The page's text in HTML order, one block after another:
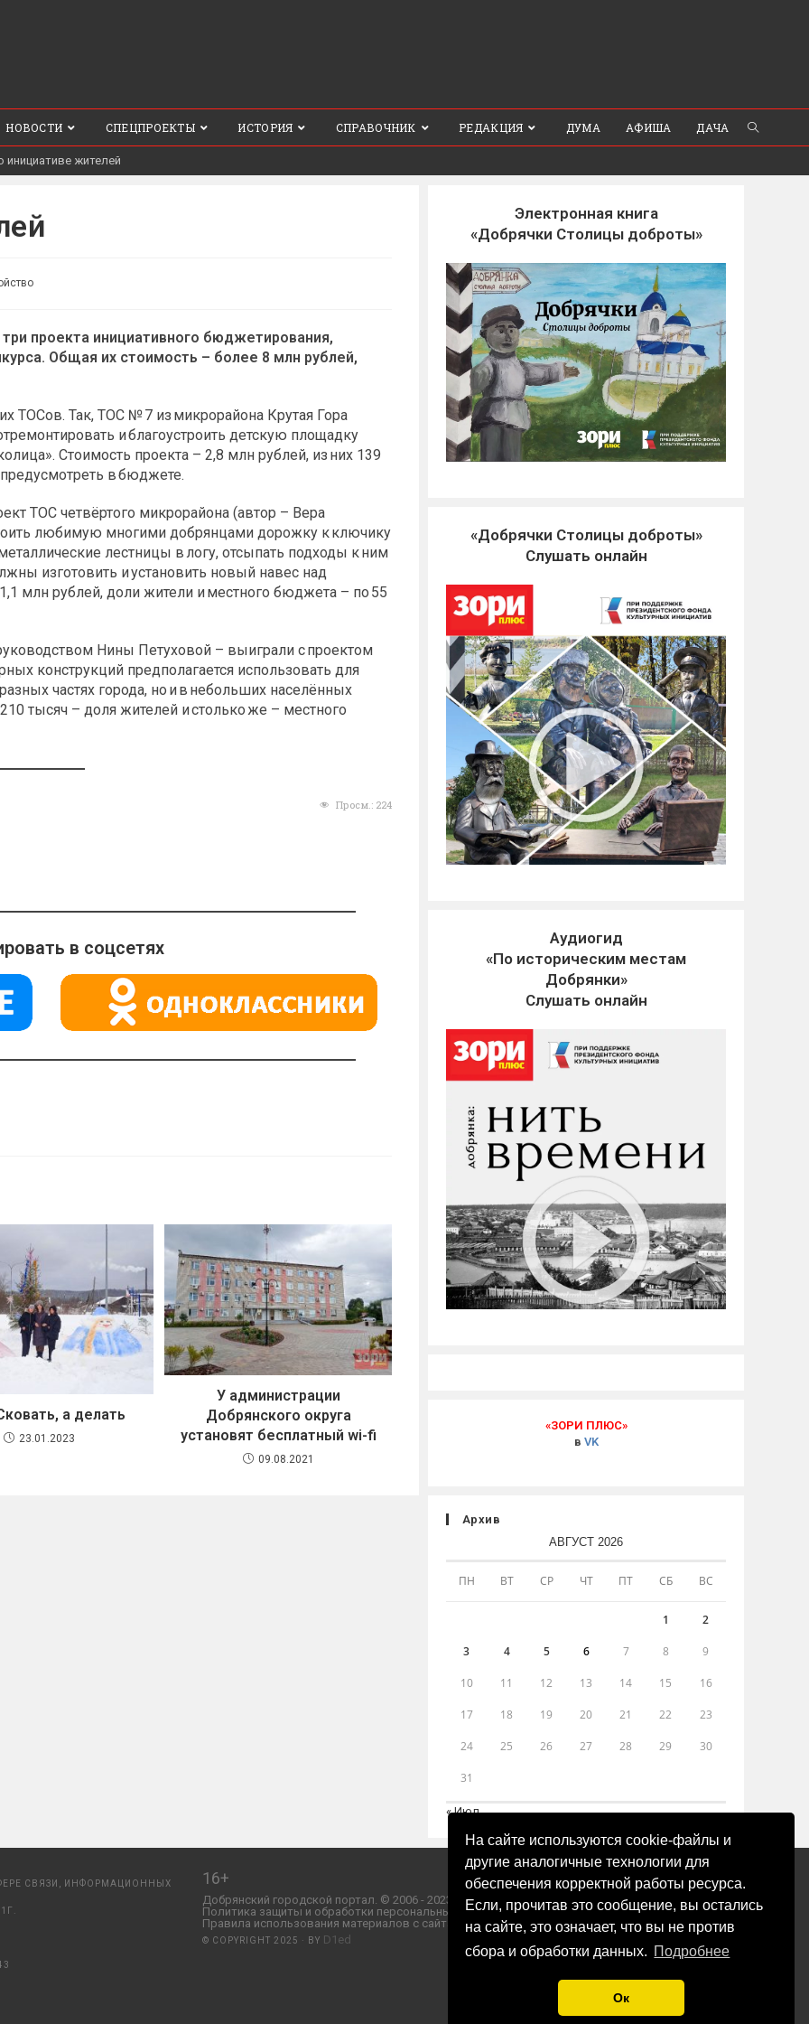
На сайте используются cookie-файлы и
другие аналогичные технологии для
обеспечения корректной работы ресурса.
Если, прочитав это сообщение, вы остались
на сайте, это означает, что вы не против
сбора и обработки данных. Подробнее
Ок
НОВОСТИ СПЕЦПРОЕКТЫ ИСТОРИЯ СПРАВОЧНИК РЕДАКЦИЯ ДУМА АФИША ДАЧА
инициативе жителей
проекта инициативного бюджетирования,
Общая их стоимость – более 8 млн рублей,
ТОСов. Так, ТОС № 7 из микрорайона Крутая Гора
и благоустроить детскую площадку
Стоимость проекта – 2,8 млн рублей, из них 139
в бюджете.
ТОС четвёртого микрорайона (автор – Вера
любимую многими добрянцами дорожку к ключику
лестницы в логу, отсыпать подходы к ним
изготовить и установить новый навес над
млн рублей, доли жители и местного бюджета – по 55
Нины Петуховой – выиграли с проектом
конструкций предполагается использовать для
частях города, но и в небольших населённых
тысяч – доля жителей и столько же – местного
Просм.: 224
в соцсетях
а делать
23.01.2023
У администрации
Добрянского округа
установят бесплатный wi-fi
09.08.2021
Электронная книга
«Добрячки Столицы доброты»
«Добрячки Столицы доброты»
Слушать онлайн
Аудиогид
«По историческим местам
Добрянки»
Слушать онлайн
«ЗОРИ ПЛЮС»
в VK
Архив
АВГУСТ 2026
ПН ВТ СР ЧТ ПТ СБ ВС
1 2
3 4 5 6 7 8 9
10 11 12 13 14 15 16
17 18 19 20 21 22 23
24 25 26 27 28 29 30
31
« Июл
СВЯЗИ, ИНФОРМАЦИОННЫХ
16+
Добрянский городской портал. © 2006 - 2023 ООО «Пресса-Том».
Политика защиты и обработки персональных данных ООО «Пресса-Том».
Правила использования материалов с сайта «ЗОРИ ПЛЮС».
© COPYRIGHT 2025 · BY D1ed